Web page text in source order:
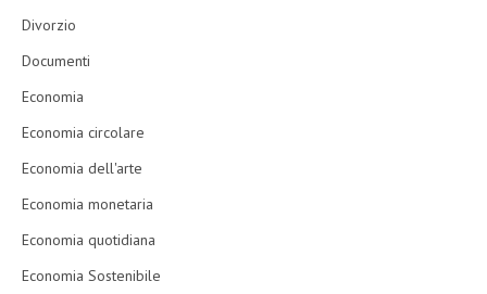
Divorzio
Documenti
Economia
Economia circolare
Economia dell'arte
Economia monetaria
Economia quotidiana
Economia Sostenibile